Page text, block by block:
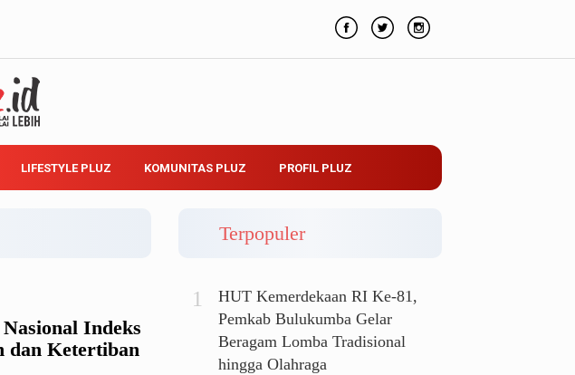
LIFESTYLE PLUZ KOMUNITAS PLUZ PROFIL PLUZ
Indeks
dan Ketertiban
Terpopuler
HUT Kemerdekaan RI Ke-81,
Pemkab Bulukumba Gelar
Beragam Lomba Tradisional
hingga Olahraga